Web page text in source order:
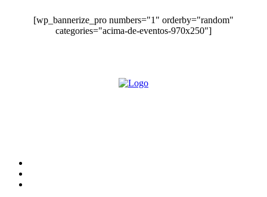
[wp_bannerize_pro numbers="1" orderby="random"
categories="acima-de-eventos-970x250"]